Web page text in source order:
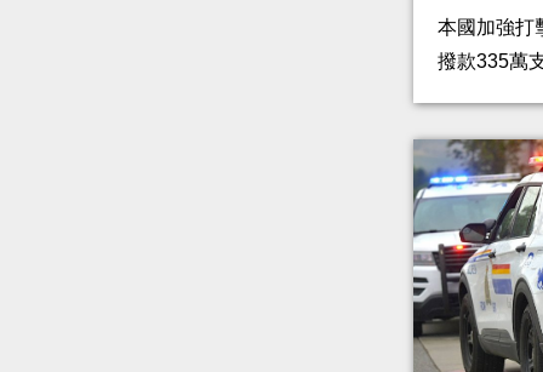
本國加強打
撥款335萬